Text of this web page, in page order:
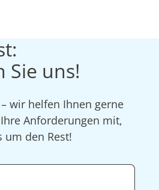
Sie uns!
wir helfen Ihnen gerne
Anforderungen mit,
den Rest!